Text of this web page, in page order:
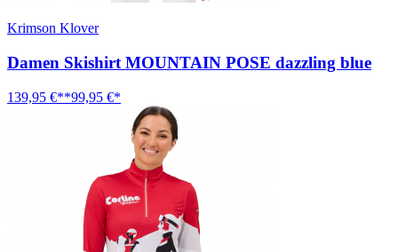
Krimson Klover
Damen Skishirt MOUNTAIN POSE dazzling blue
139,95 €**99,95 €*